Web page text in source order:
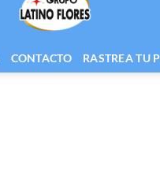
CONTACTO RASTREA TU